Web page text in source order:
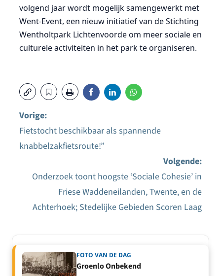
volgend jaar wordt mogelijk samengewerkt met
Went-Event, een nieuw initiatief van de Stichting
Wentholtpark Lichtenvoorde om meer sociale en
culturele activiteiten in het park te organiseren.
Bericht
Vorige:
Fietstocht beschikbaar als spannende
knabbelzakfietsroute!”
Volgende:
Onderzoek toont hoogste ‘Sociale Cohesie’ in
Friese Waddeneilanden, Twente, en de
Achterhoek; Stedelijke Gebieden Scoren Laag
FOTO VAN DE DAG
Groenlo Onbekend